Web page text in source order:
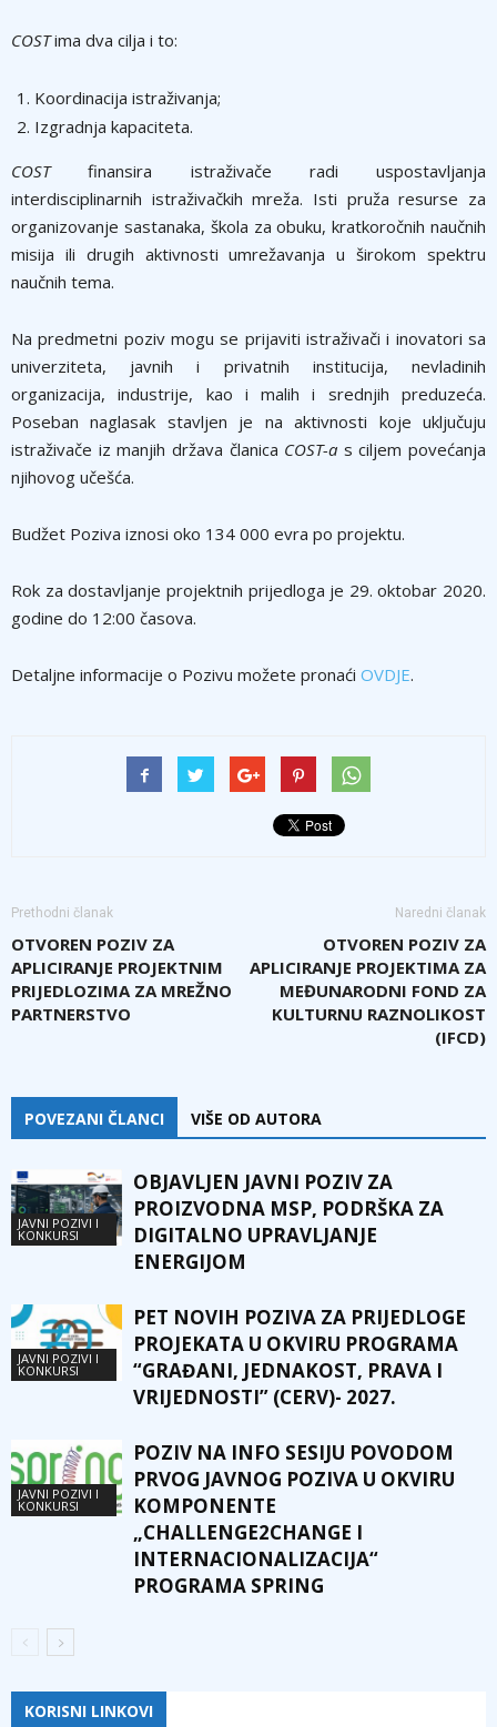
COSTima dva cilja i to:
Koordinacija istraživanja;
Izgradnja kapaciteta.
COSTfinansira istraživače radi uspostavljanja
interdisciplinarnih istraživačkih mreža. Isti pruža resurse za
organizovanje sastanaka, škola za obuku, kratkoročnih naučnih
misija ili drugih aktivnosti umrežavanja u širokom spektru
naučnih tema.
Na predmetni poziv mogu se prijaviti istraživači i inovatori sa
univerziteta, javnih i privatnih institucija, nevladinih
organizacija, industrije, kao i malih i srednjih preduzeća.
Poseban naglasak stavljen je na aktivnosti koje uključuju
istraživače iz manjih država članica COST-a s ciljem povećanja
njihovog učešća.
Budžet Poziva iznosi oko 134 000 evra po projektu.
Rok za dostavljanje projektnih prijedloga je 29. oktobar 2020.
godine do 12:00 časova.
Detaljne informacije o Pozivu možete pronaći OVDJE.
Prethodni članak
OTVOREN POZIV ZA
APLICIRANJE PROJEKTNIM
PRIJEDLOZIMA ZA MREŽNO
PARTNERSTVO
Naredni članak
OTVOREN POZIV ZA
APLICIRANJE PROJEKTIMA ZA
MEĐUNARODNI FOND ZA
KULTURNU RAZNOLIKOST
(IFCD)
POVEZANI ČLANCI VIŠE OD AUTORA
JAVNI POZIVI I
KONKURSI
OBJAVLJEN JAVNI POZIV ZA
PROIZVODNA MSP, PODRŠKA ZA
DIGITALNO UPRAVLJANJE
ENERGIJOM
JAVNI POZIVI I
KONKURSI
PET NOVIH POZIVA ZA PRIJEDLOGE
PROJEKATA U OKVIRU PROGRAMA
“GRAĐANI, JEDNAKOST, PRAVA I
VRIJEDNOSTI” (CERV)- 2027.
JAVNI POZIVI I
KONKURSI
POZIV NA INFO SESIJU POVODOM
PRVOG JAVNOG POZIVA U OKVIRU
KOMPONENTE
„CHALLENGE2CHANGE I
INTERNACIONALIZACIJA“
PROGRAMA SPRING
KORISNI LINKOVI